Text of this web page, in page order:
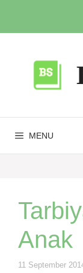
content
MENU
Anak
11 September